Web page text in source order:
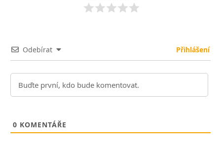
Odebírat Přihlášení
0 KOMENTÁŘE